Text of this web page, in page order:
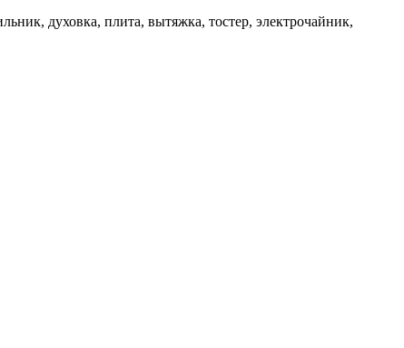
духовка, плита, вытяжка, тостер, электрочайник,